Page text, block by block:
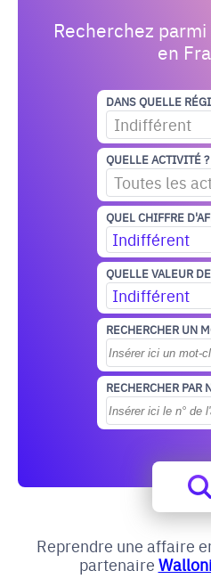
Recherchez
en
DANS QUELLE
Indifférent
QUELLE ACTIVITÉ ?
Toutes les
QUEL CHIFFRE
Indifférent
QUELLE VALEUR
Indifférent
RECHERCHER UN
RECHERCHER PAR
Reprendre une affaire
partenaire